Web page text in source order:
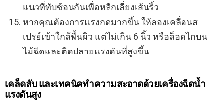
แนวที่ทับซ้อนกันเพื่อหลีกเลี่ยงเส้นริ้ว
หากคุณต้องการแรงกดมากขึ้น ให้ลองเคลื่อนส
เปรย์เข้าใกล้พื้นผิว แต่ไม่เกิน 6 นิ้ว หรือล็อคไกบน
ไม้ฉีดและติดปลายแรงดันที่สูงขึ้น
เคล็ดลับ และเทคนิคทำความสะอาดด้วยเครื่องฉีดน้ำ
แรงดันสูง